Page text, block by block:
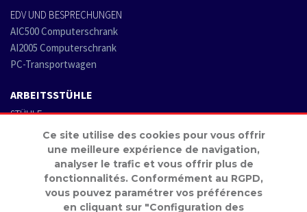
EDV UND BESPRECHUNGEN
AIC500 Computerschrank
AI2005 Computerschrank
PC-Transportwagen
ARBEITSSTÜHLE
STÜHLE
AIRPLUS Hochkomfortabel Stühle
ERGO2010 Stühle mit breitem Komfort-Sitz
ERGO2008 Stühle mit Komfort-Sitz
ERGO2000 Stühle
Ce site utilise des cookies pour vous offrir
une meilleure expérience de navigation,
analyser le trafic et vous offrir plus de
fonctionnalités. Conformément au RGPD,
vous pouvez paramétrer vos préférences
en cliquant sur "Configuration des